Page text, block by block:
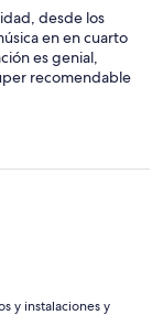
desde los
en en cuarto
es genial,
recomendable
y instalaciones y